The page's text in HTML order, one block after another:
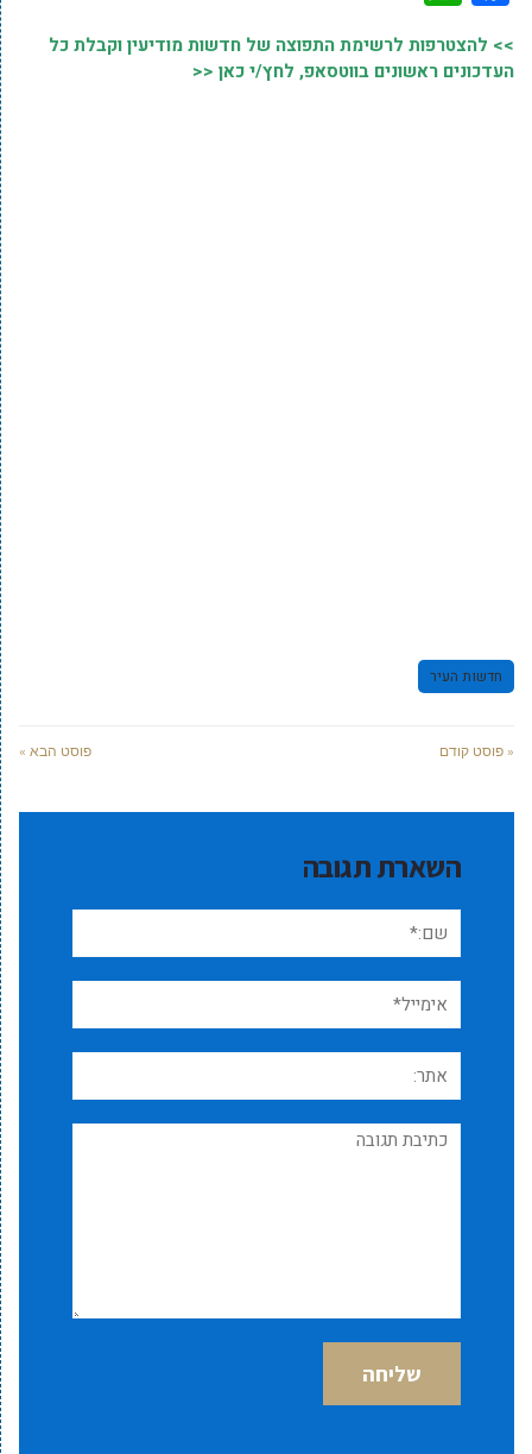
>> להצטרפות לרשימת התפוצה של חדשות מודיעין וקבלת כל
העדכונים ראשונים בווטסאפ, לחץ/י כאן <<
חדשות העיר
« פוסט קודם פוסט הבא »
השארת תגובה
שם:*
אימייל*
אתר:
תגובה